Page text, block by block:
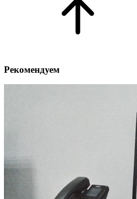
Рекомендуем